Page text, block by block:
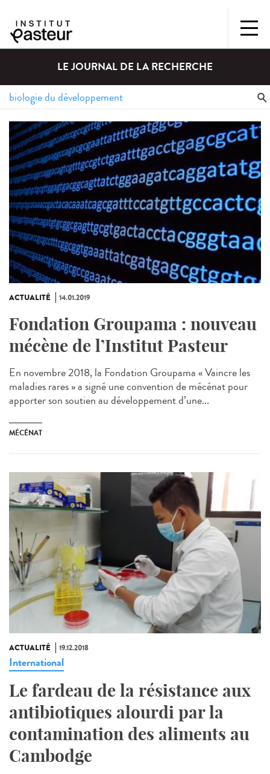
LE JOURNAL DE LA RECHERCHE
ACTUALITÉ 14.01.2019
Fondation Groupama : nouveau
mécène de l’Institut Pasteur
En novembre 2018, la Fondation Groupama « Vaincre les
maladies rares » a signé une convention de mécénat pour
apporter son soutien au développement d’une...
MÉCÉNAT
ACTUALITÉ 19.12.2018
International
Le fardeau de la résistance aux
antibiotiques alourdi par la
contamination des aliments au
Cambodge